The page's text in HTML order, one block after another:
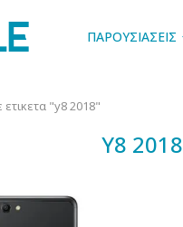
ΠΑΡΟΥΣΙΑΣΕΙΣ
"y8 2018"
Y8 2018